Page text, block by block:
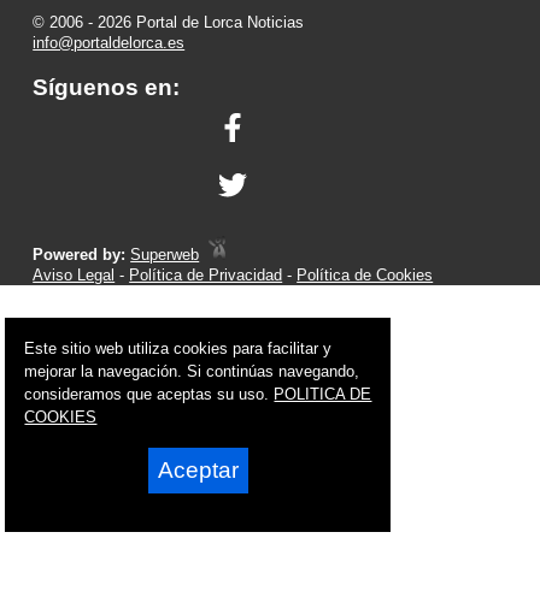
© 2006 - 2026 Portal de Lorca Noticias
info@portaldelorca.es
Síguenos en:
Powered by:Superweb
Aviso Legal - Política de Privacidad - Política de Cookies
Este sitio web utiliza cookies para facilitar y
mejorar la navegación. Si continúas navegando,
consideramos que aceptas su uso. POLITICA DE
COOKIES
Aceptar